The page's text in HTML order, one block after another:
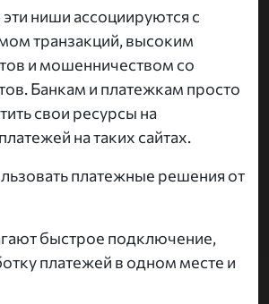
ниши ассоциируются с
транзакций, высоким
и мошенничеством со
Банкам и платежкам просто
свои ресурсы на
на таких сайтах.
платежные решения от
быстрое подключение,
платежей в одном месте и